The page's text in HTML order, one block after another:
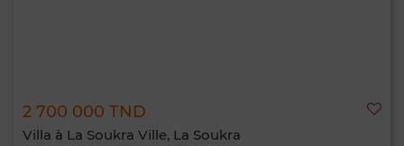
2 700 000 TND
Villa à La Soukra Ville, La Soukra